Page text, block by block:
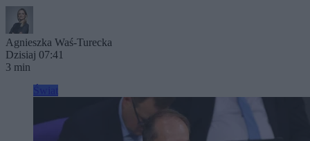
Agnieszka Waś-Turecka
Dzisiaj 07:41
3 min